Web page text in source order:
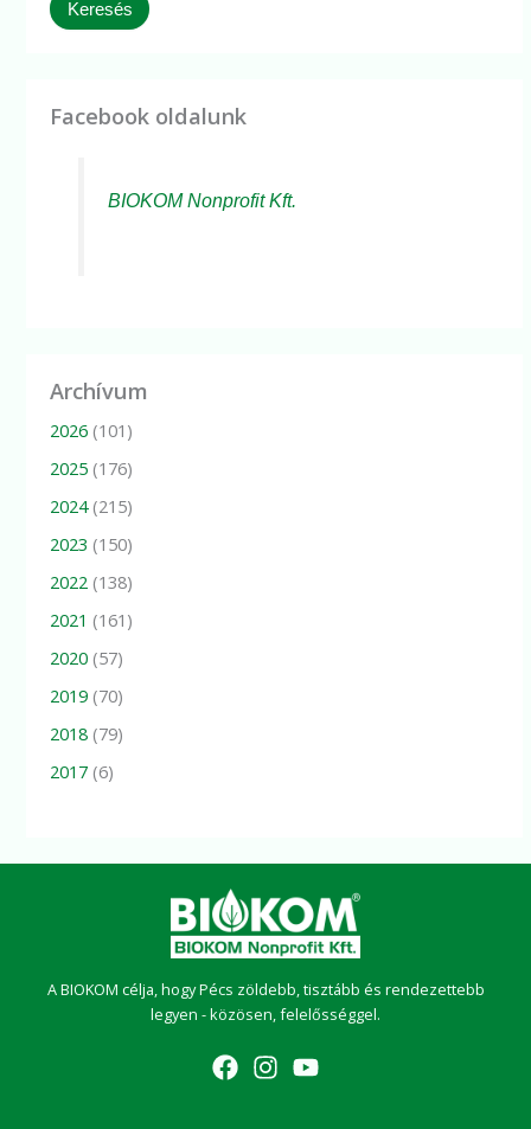
Keresés
Facebook oldalunk
BIOKOM Nonprofit Kft.
Archívum
2026 (101)
2025 (176)
2024(215)
2023 (150)
2022 (138)
2021 (161)
2020 (57)
2019 (70)
2018 (79)
2017 (6)
A BIOKOM célja, hogy Pécs zöldebb, tisztább és rendezettebb
legyen - közösen, felelősséggel.